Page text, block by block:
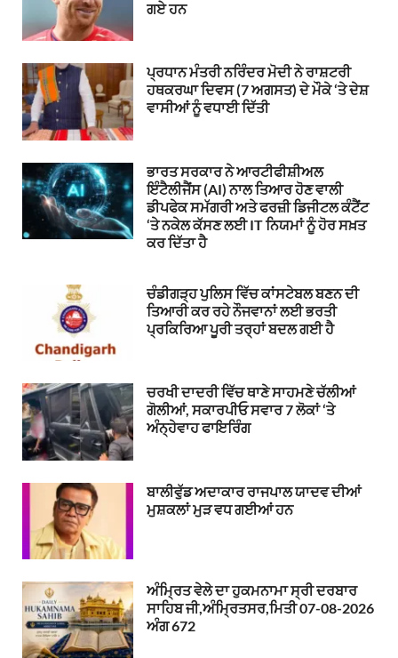
ਗਏ ਹਨ
ਪ੍ਰਧਾਨ ਮੰਤਰੀ ਨਰਿੰਦਰ ਮੋਦੀ ਨੇ ਰਾਸ਼ਟਰੀ
ਹਥਕਰਘਾ ਦਿਵਸ (7 ਅਗਸਤ) ਦੇ ਮੌਕੇ ‘ਤੇ ਦੇਸ਼
ਵਾਸੀਆਂ ਨੂੰ ਵਧਾਈ ਦਿੱਤੀ
ਭਾਰਤ ਸਰਕਾਰ ਨੇ ਆਰਟੀਫੀਸ਼ੀਅਲ
ਇੰਟੈਲੀਜੈਂਸ (AI) ਨਾਲ ਤਿਆਰ ਹੋਣ ਵਾਲੀ
ਡੀਪਫੇਕ ਸਮੱਗਰੀ ਅਤੇ ਫਰਜ਼ੀ ਡਿਜੀਟਲ ਕੰਟੈਂਟ
‘ਤੇ ਨਕੇਲ ਕੱਸਣ ਲਈ IT ਨਿਯਮਾਂ ਨੂੰ ਹੋਰ ਸਖ਼ਤ
ਕਰ ਦਿੱਤਾ ਹੈ
ਚੰਡੀਗੜ੍ਹ ਪੁਲਿਸ ਵਿੱਚ ਕਾਂਸਟੇਬਲ ਬਣਨ ਦੀ
ਤਿਆਰੀ ਕਰ ਰਹੇ ਨੌਜਵਾਨਾਂ ਲਈ ਭਰਤੀ
ਪ੍ਰਕਿਰਿਆ ਪੂਰੀ ਤਰ੍ਹਾਂ ਬਦਲ ਗਈ ਹੈ
ਚਰਖੀ ਦਾਦਰੀ ਵਿੱਚ ਥਾਣੇ ਸਾਹਮਣੇ ਚੱਲੀਆਂ
ਗੋਲੀਆਂ, ਸਕਾਰਪੀਓ ਸਵਾਰ 7 ਲੋਕਾਂ ‘ਤੇ
ਅੰਨ੍ਹੇਵਾਹ ਫਾਇਰਿੰਗ
ਬਾਲੀਵੁੱਡ ਅਦਾਕਾਰ ਰਾਜਪਾਲ ਯਾਦਵ ਦੀਆਂ
ਮੁਸ਼ਕਲਾਂ ਮੁੜ ਵਧ ਗਈਆਂ ਹਨ
ਅੰਮ੍ਰਿਤ ਵੇਲੇ ਦਾ ਹੁਕਮਨਾਮਾ ਸ੍ਰੀ ਦਰਬਾਰ
ਸਾਹਿਬ ਜੀ,ਅੰਮ੍ਰਿਤਸਰ,ਮਿਤੀ 07-08-2026
ਅੰਗ 672